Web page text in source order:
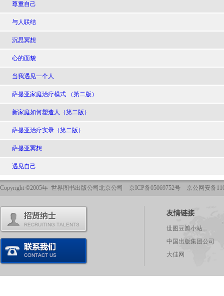
尊重自己
与人联结
沉思冥想
心的面貌
当我遇见一个人
萨提亚家庭治疗模式 （第二版）
新家庭如何塑造人（第二版）
萨提亚治疗实录（第二版）
萨提亚冥想
遇见自己
Copyright ©2005年 世界图书出版公司北京公司 京ICP备05069752号 京公网安备
友情链接
世图豆瓣小站
中国出版集团公司
大佳网